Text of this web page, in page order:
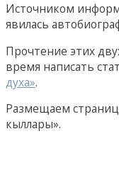
Источником
явилась
Прочтение этих
время написать
духа».
Размещаем
кыллары».